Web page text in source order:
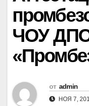
ЧОУ
от admin
НОЯ 7,